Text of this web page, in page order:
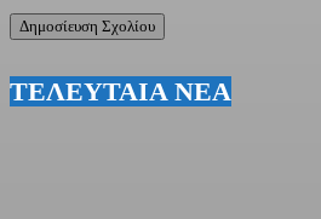
ΤΕΛΕΥΤΑΙΑ ΝΕΑ